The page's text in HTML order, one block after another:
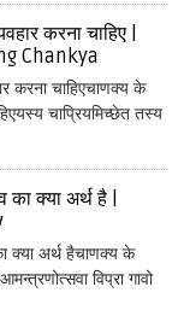
करना चाहिए |
Chankya
करना चाहिएचाणक्य के
चाप्रियमिच्छेत तस्य
क्या अर्थ है |
क्या अर्थ हैचाणक्य के
विप्रा गावो